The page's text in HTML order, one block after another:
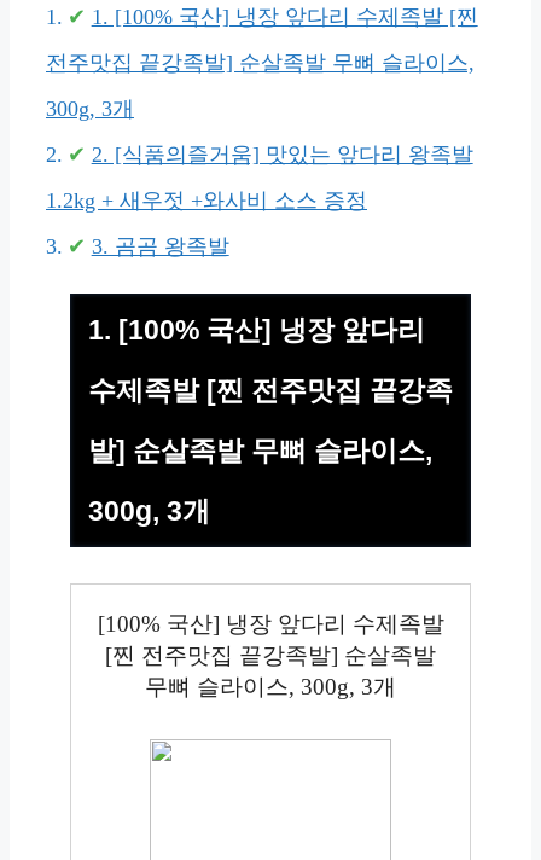
1. [100% 국산] 냉장 앞다리 수제족발 [찐
전주맛집 끝강족발] 순살족발 무뼈 슬라이스,
300g, 3개
2. [식품의즐거움] 맛있는 앞다리 왕족발
1.2kg + 새우젓 +와사비 소스 증정
3. 곰곰 왕족발
1. [100% 국산] 냉장 앞다리
수제족발 [찐 전주맛집 끝강족
발] 순살족발 무뼈 슬라이스,
300g, 3개
[100% 국산] 냉장 앞다리 수제족발
[찐 전주맛집 끝강족발] 순살족발
무뼈 슬라이스, 300g, 3개